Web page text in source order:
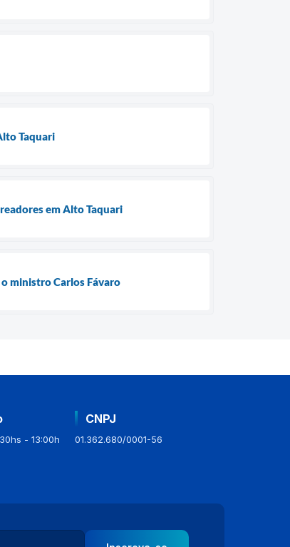
Taquari
em Alto Taquari
ministro Carlos Fávaro
- 13:00h
CNPJ
01.362.680/0001-56